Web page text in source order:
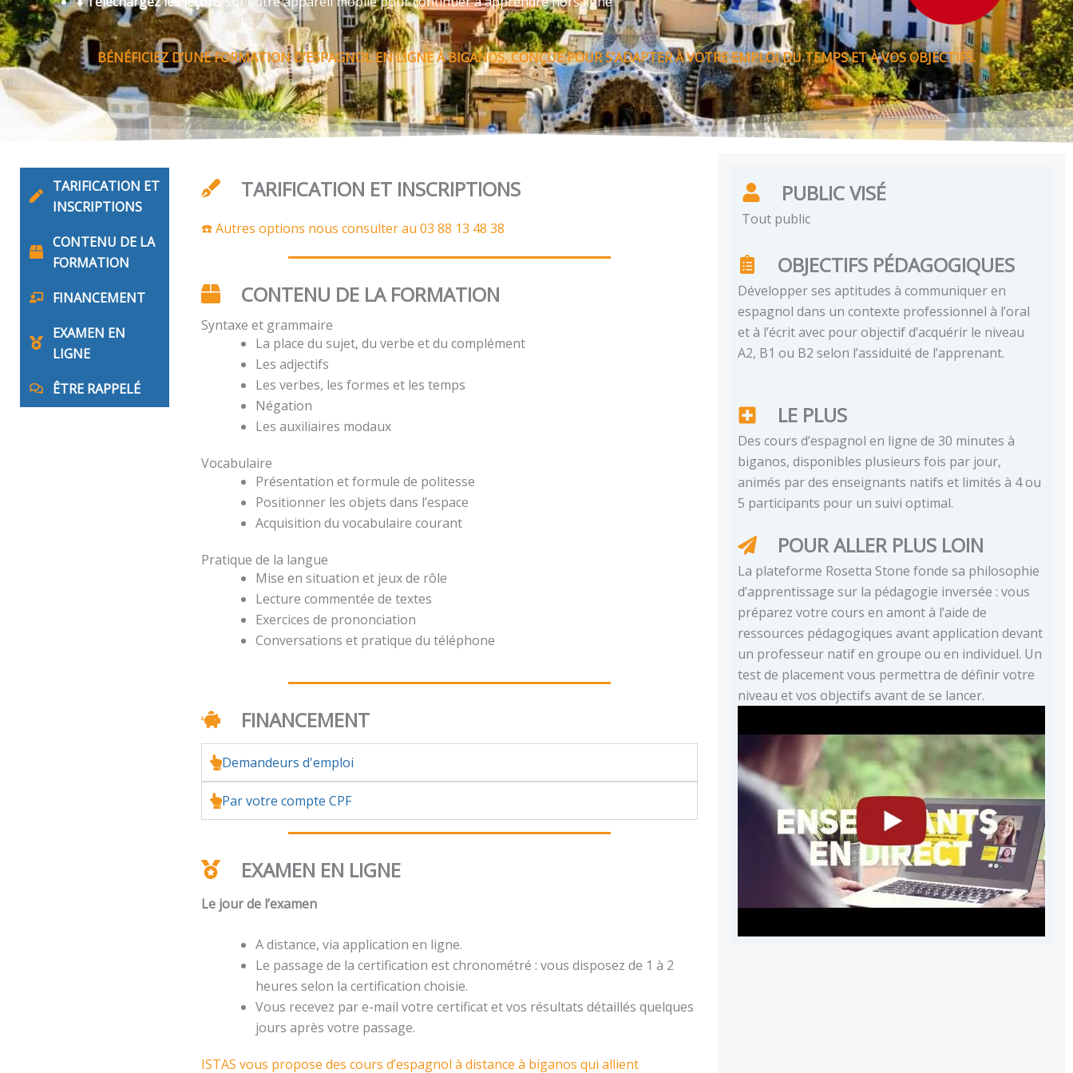
BÉNÉFICIEZ D’UNE FORMATION D’ESPAGNOL EN LIGNE À BIGANOS, CONÇUE POUR S’ADAPTER À VOTRE EMPLOI DU TEMPS ET À VOS OBJECTIFS.
TARIFICATION ET
INSCRIPTIONS
CONTENU DE LA
FORMATION
FINANCEMENT
EXAMEN EN
LIGNE
ÊTRE RAPPELÉ
TARIFICATION ET INSCRIPTIONS
☎️ Autres options nous consulter au 03 88 13 48 38
CONTENU DE LA FORMATION
Syntaxe et grammaire
La place du sujet, du verbe et du complément
Les adjectifs
Les verbes, les formes et les temps
Négation
Les auxiliaires modaux
Vocabulaire
Présentation et formule de politesse
Positionner les objets dans l’espace
Acquisition du vocabulaire courant
Pratique de la langue
Mise en situation et jeux de rôle
Lecture commentée de textes
Exercices de prononciation
Conversations et pratique du téléphone
FINANCEMENT
Demandeurs d'emploi
Par votre compte CPF
EXAMEN EN LIGNE
Le jour de l’examen
A distance, via application en ligne.
Le passage de la certification est chronométré : vous disposez de 1 à 2
heures selon la certification choisie.
Vous recevez par e-mail votre certificat et vos résultats détaillés quelques
jours après votre passage.
ISTAS vous propose des cours d’espagnol à distance à biganos qui allient
PUBLIC VISÉ
Tout public
OBJECTIFS PÉDAGOGIQUES
Développer ses aptitudes à communiquer en
espagnol dans un contexte professionnel à l’oral
et à l’écrit avec pour objectif d’acquérir le niveau
A2, B1 ou B2 selon l’assiduité de l’apprenant.
LE PLUS
Des cours d’espagnol en ligne de 30 minutes à
biganos, disponibles plusieurs fois par jour,
animés par des enseignants natifs et limités à 4 ou
5 participants pour un suivi optimal.
POUR ALLER PLUS LOIN
La plateforme Rosetta Stone fonde sa philosophie
d’apprentissage sur la pédagogie inversée : vous
préparez votre cours en amont à l’aide de
ressources pédagogiques avant application devant
un professeur natif en groupe ou en individuel. Un
test de placement vous permettra de définir votre
niveau et vos objectifs avant de se lancer.